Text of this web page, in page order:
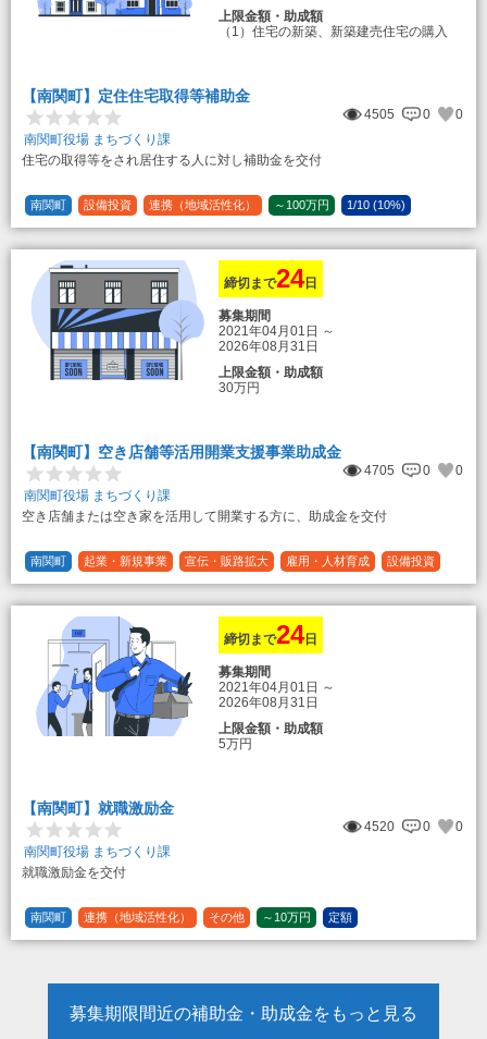
上限金額・助成額
（1）住宅の新築、新築建売住宅の購入
（2）中古住宅の購入 25万円
登録事業者利用の場合25万円加算（25
（3）住宅リフォーム 経費の20％の額
登録事業者利用の場合、経費の10%の
額を加算（限度額25万円） （最大で50万
円＋25万円加算＝75万円）
【南関町】定住住宅取得等補助金
4505 0
0
南関町役場 まちづくり課
住宅の取得等をされ居住する人に対し補助金を交付
南関町 設備投資 連携（地域活性化） ～100万円
1/10 (10%)
1/5 (20%)
定額
締切まで24日
募集期間
2021年04月01日 ～
2026年08月31日
上限金額・助成額
30万円
【南関町】空き店舗等活用開業支援事業助成金
4705 0
0
南関町役場 まちづくり課
空き店舗または空き家を活用して開業する方に、助成金を交付
南関町 起業・新規事業 宣伝・販路拡大 雇用・人材育成
設備投資
運転資金
連携（地域活性化） ～30万円 1/3 (33%)
締切まで24日
募集期間
2021年04月01日 ～
2026年08月31日
上限金額・助成額
5万円
【南関町】就職激励金
4520 0
0
南関町役場 まちづくり課
就職激励金を交付
南関町 連携（地域活性化） その他 ～10万円 定額
募集期限間近の補助金・助成金をもっと見る